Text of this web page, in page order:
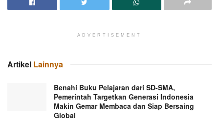
ADVERTISEMENT
Artikel Lainnya
Benahi Buku Pelajaran dari SD-SMA,
Pemerintah Targetkan Generasi Indonesia
Makin Gemar Membaca dan Siap Bersaing
Global